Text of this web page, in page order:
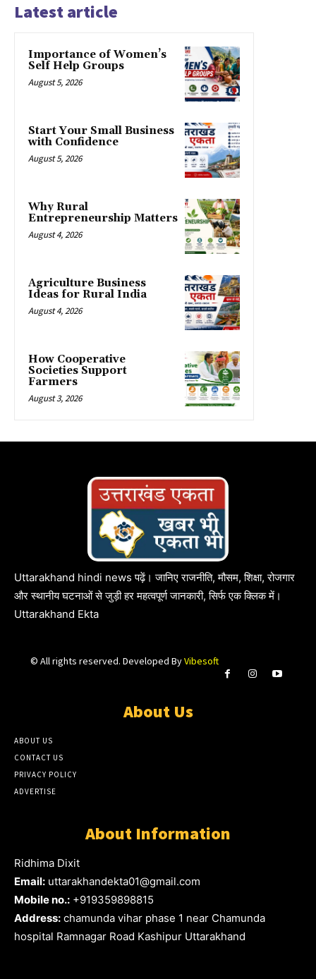
Latest article
Importance of Women’s
Self Help Groups
August 5, 2026
Start Your Small Business
with Confidence
August 5, 2026
Why Rural
Entrepreneurship Matters
August 4, 2026
Agriculture Business
Ideas for Rural India
August 4, 2026
How Cooperative
Societies Support
Farmers
August 3, 2026
Uttarakhand hindi news पढ़ें। जानिए राजनीति, मौसम, शिक्षा, रोजगार
और स्थानीय घटनाओं से जुड़ी हर महत्वपूर्ण जानकारी, सिर्फ एक क्लिक में।
Uttarakhand Ekta
© All rights reserved. Developed ByVibesoft
About Us
ABOUT US
CONTACT US
PRIVACY POLICY
ADVERTISE
About Information
Ridhima Dixit
Email: uttarakhandekta01@gmail.com
Mobile no.: +919359898815
Address: chamunda vihar phase 1 near Chamunda
hospital Ramnagar Road Kashipur Uttarakhand